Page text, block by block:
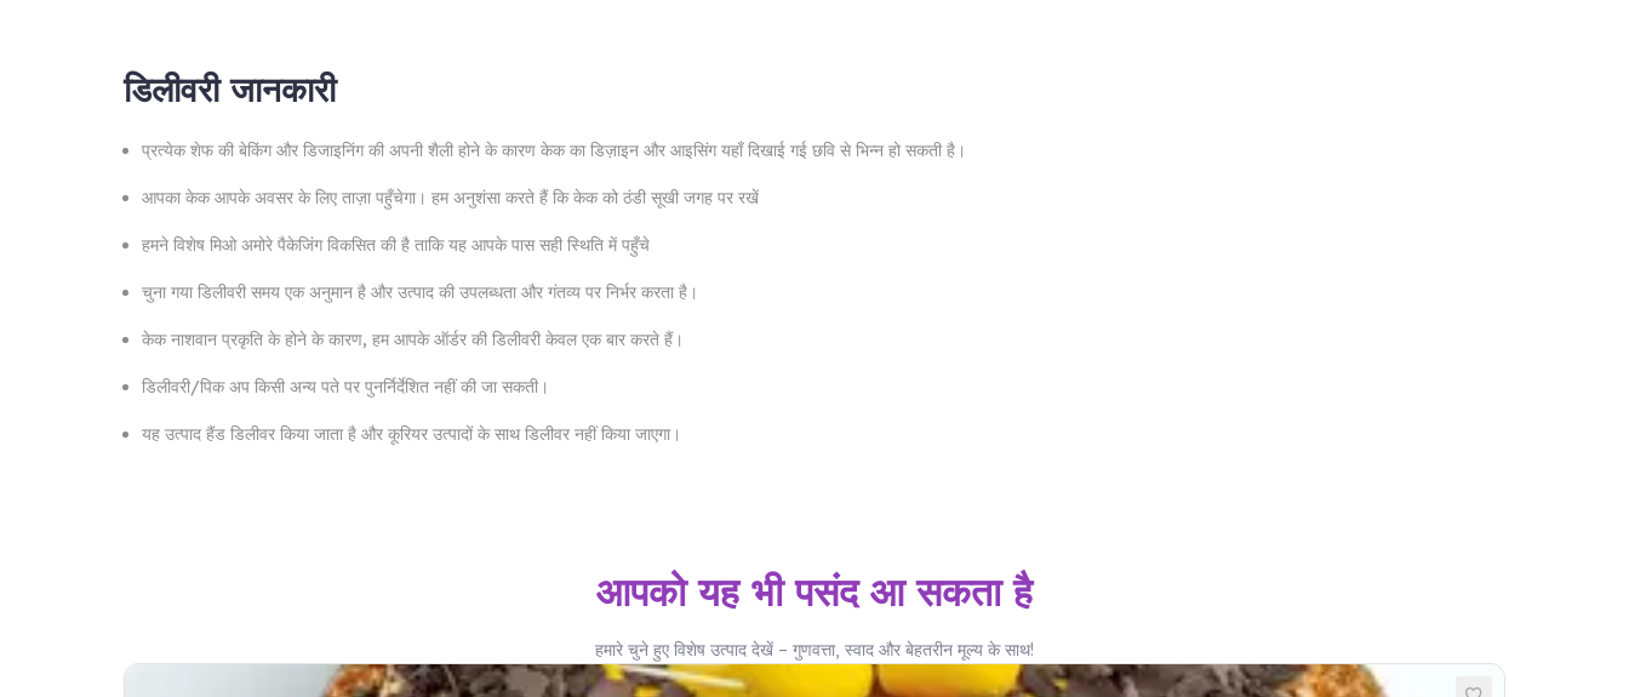
डिलीवरी जानकारी
प्रत्येक शेफ की बेकिंग और डिजाइनिंग की अपनी शैली होने के कारण केक का डिज़ाइन और आइसिंग यहाँ दिखाई गई छवि से भिन्न हो सकती है।
आपका केक आपके अवसर के लिए ताज़ा पहुँचेगा। हम अनुशंसा करते हैं कि केक को ठंडी सूखी जगह पर रखें
हमने विशेष मिओ अमोरे पैकेजिंग विकसित की है ताकि यह आपके पास सही स्थिति में पहुँचे
चुना गया डिलीवरी समय एक अनुमान है और उत्पाद की उपलब्धता और गंतव्य पर निर्भर करता है।
केक नाशवान प्रकृति के होने के कारण, हम आपके ऑर्डर की डिलीवरी केवल एक बार करते हैं।
डिलीवरी/पिक अप किसी अन्य पते पर पुनर्निर्देशित नहीं की जा सकती।
यह उत्पाद हैंड डिलीवर किया जाता है और कूरियर उत्पादों के साथ डिलीवर नहीं किया जाएगा।
आपको यह भी पसंद आ सकता है
हमारे चुने हुए विशेष उत्पाद देखें – गुणवत्ता, स्वाद और बेहतरीन मूल्य के साथ!